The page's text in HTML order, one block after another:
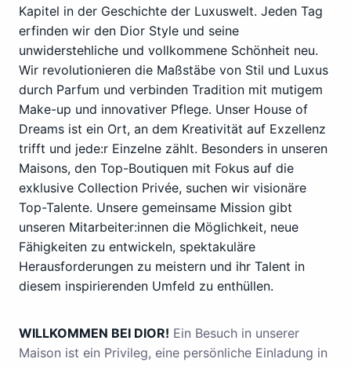
Kapitel in der Geschichte der Luxuswelt. Jeden Tag
erfinden wir den Dior Style und seine
unwiderstehliche und vollkommene Schönheit neu.
Wir revolutionieren die Maßstäbe von Stil und Luxus
durch Parfum und verbinden Tradition mit mutigem
Make-up und innovativer Pflege. Unser House of
Dreams ist ein Ort, an dem Kreativität auf Exzellenz
trifft und jede:r Einzelne zählt. Besonders in unseren
Maisons, den Top-Boutiquen mit Fokus auf die
exklusive Collection Privée, suchen wir visionäre
Top-Talente. Unsere gemeinsame Mission gibt
unseren Mitarbeiter:innen die Möglichkeit, neue
Fähigkeiten zu entwickeln, spektakuläre
Herausforderungen zu meistern und ihr Talent in
diesem inspirierenden Umfeld zu enthüllen.
WILLKOMMEN BEI DIOR! Ein Besuch in unserer
Maison ist ein Privileg, eine persönliche Einladung in